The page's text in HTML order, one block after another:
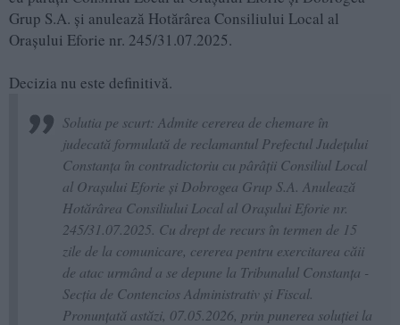
Grup S.A. și anulează Hotărârea Consiliului Local al
Oraşului Eforie nr. 245/31.07.2025.
Decizia nu este definitivă.
Solutia pe scurt: Admite cererea de chemare în
judecată formulată de reclamantul Prefectul Judeţului
Constanţa în contradictoriu cu pârâţii Consiliul Local
al Oraşului Eforie şi Dobrogea Grup S.A. Anulează
Hotărârea Consiliului Local al Oraşului Eforie nr.
245/31.07.2025. Cu drept de recurs în termen de 15
zile de la comunicare, cererea pentru exercitarea căii
de atac urmând a se depune la Tribunalul Constanţa -
Secţia de Contencios Administrativ şi Fiscal.
Pronunţată astăzi, 07.05.2026, prin punerea soluţiei la